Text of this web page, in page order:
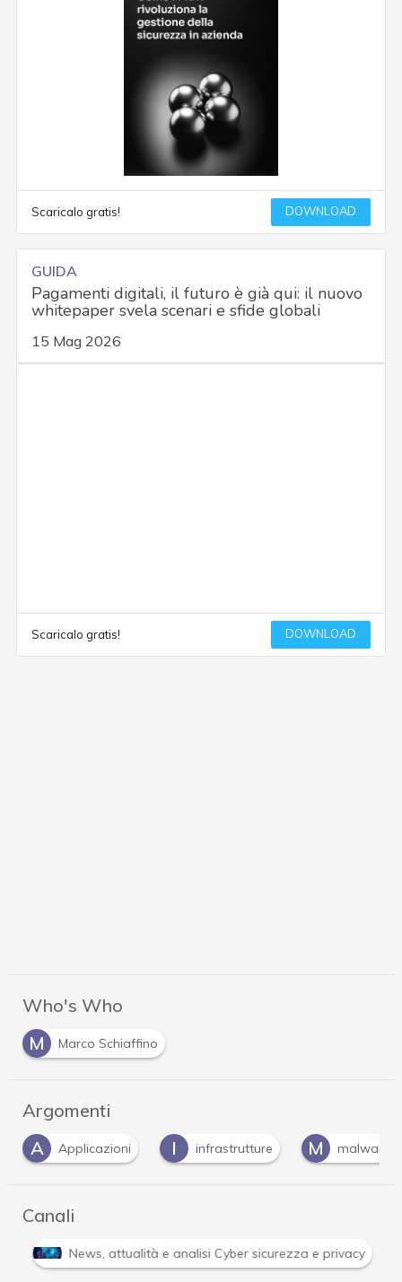
Scaricalo gratis! DOWNLOAD
GUIDA
Pagamenti digitali, il futuro è già qui: il nuovo
whitepaper svela scenari e sfide globali
15 Mag 2026
Scaricalo gratis! DOWNLOAD
Who's Who
M
Marco Schiaffino
Argomenti
A
Applicazioni I infrastrutture M malware
Canali
News, attualità e analisi Cyber sicurezza e privacy